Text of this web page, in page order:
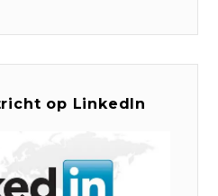
op LinkedIn